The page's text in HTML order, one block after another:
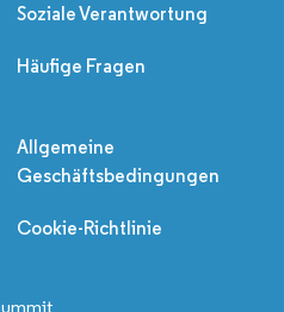
Soziale Verantwortung
Häufige Fragen
Allgemeine
Geschäftsbedingungen
Cookie-Richtlinie